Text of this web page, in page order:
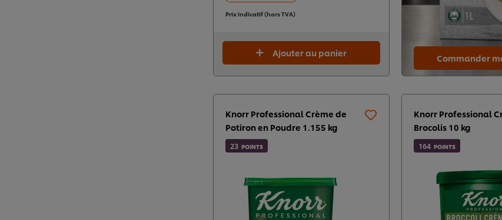
Prix indicatif (hors TVA)
Ajouter au panier Commander
Knorr Professional Crème de
Potiron en Poudre 1.155 kg​
23 POINTS
Knorr Professional
Brocolis 10 kg
164 POINTS